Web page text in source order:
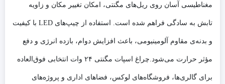
مغناطیسی آسان روی ریل‌های مگنتی، امکان تغییر مکان و زاویه
تابش به سادگی فراهم شده است. استفاده از چیپ‌های LED با کیفیت
و بدنه‌ی مقاوم آلومینیومی، باعث افزایش دوام، بازده انرژی و دفع
مؤثر حرارت می‌شود.چراغ اسپات مگنتی ۲۴ وات انتخابی فوق‌العاده
برای گالری‌ها، فروشگاه‌های لوکس، فضاهای اداری و پروژه‌های